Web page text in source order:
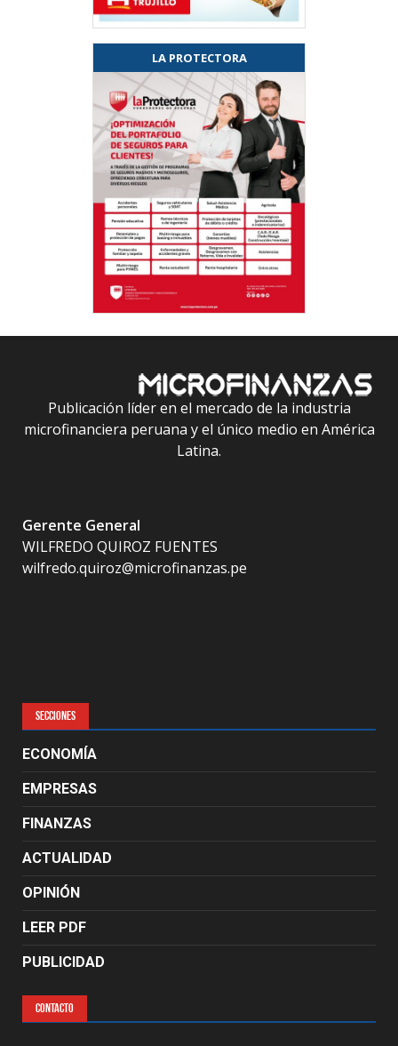
LA PROTECTORA
Publicación líder en el mercado de la industria
microfinanciera peruana y el único medio en América
Latina.
Gerente General
WILFREDO QUIROZ FUENTES
wilfredo.quiroz@microfinanzas.pe
SECCIONES
ECONOMÍA
EMPRESAS
FINANZAS
ACTUALIDAD
OPINIÓN
LEER PDF
PUBLICIDAD
CONTACTO